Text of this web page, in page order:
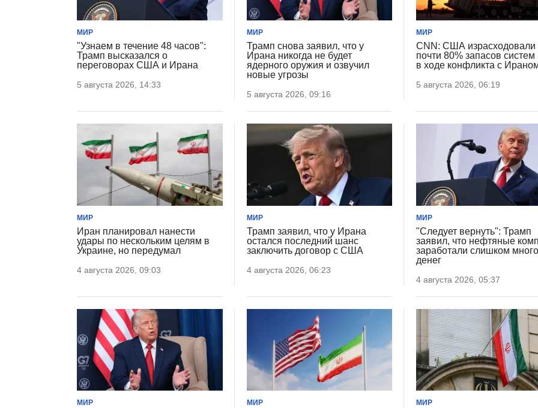
МИР
"Узнаем в течение 48 часов":
Трамп высказался о
переговорах США и Ирана
5 августа 2026, 14:33
МИР
Трамп снова заявил, что у
Ирана никогда не будет
ядерного оружия и озвучил
новые угрозы
5 августа 2026, 09:16
МИР
CNN: США израсходовали
почти 80% запасов
в ходе конфликта с
5 августа 2026, 06:19
МИР
Иран планировал нанести
удары по нескольким целям в
Украине, но передумал
4 августа 2026, 09:03
МИР
Трамп заявил, что у Ирана
остался последний шанс
заключить договор с США
4 августа 2026, 06:23
МИР
"Следует вернуть": Трамп
заявил, что нефтяные
заработали слишком
денег
4 августа 2026, 05:37
МИР МИР МИР